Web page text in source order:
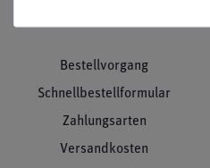
Bestellvorgang
Schnellbestellformular
Zahlungsarten
Versandkosten